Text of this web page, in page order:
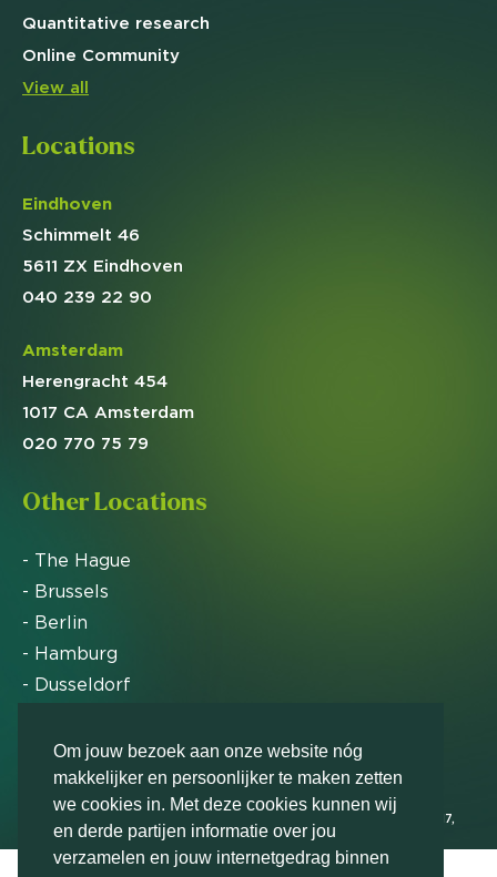
Om jouw bezoek aan onze website nóg
makkelijker en persoonlijker te maken zetten
we cookies in. Met deze cookies kunnen wij
en derde partijen informatie over jou
verzamelen en jouw internetgedrag binnen
Quantitative research
Online Community
View all
Locations
Eindhoven
Schimmelt 46
5611 ZX Eindhoven
040 239 22 90
Amsterdam
Herengracht 454
1017 CA Amsterdam
020 770 75 79
Other Locations
- The Hague
- Brussels
- Berlin
- Hamburg
- Dusseldorf
Markteffect is door het Financieele Dagblad
uitgeroepen tot FD Gazelle in 2012, 2015, 2016, 2017,
2018, 2019, 2020, 2021, 2022, 2023, 2024 en 2025